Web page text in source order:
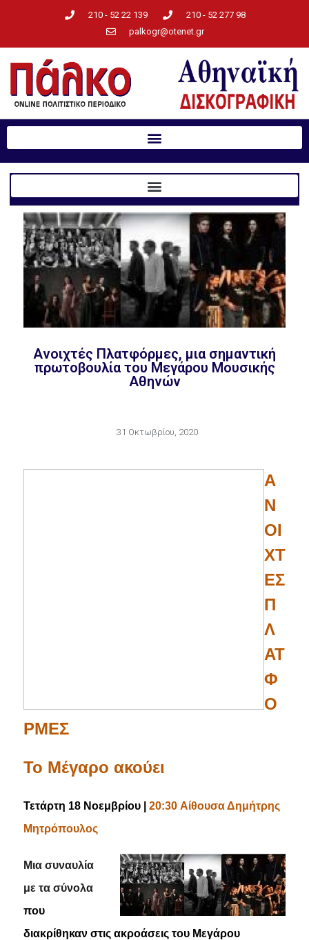
210 - 52 22 139
210 - 52 277 98
palkogr@otenet.gr
Ανοιχτές Πλατφόρμες, μια σημαντική
πρωτοβουλία του Μεγάρου Μουσικής
Αθηνών
31 Οκτωβρίου, 2020
Α
Ν
ΟΙ
ΧΤ
ΕΣ
Π
Λ
ΑΤ
Φ
Ο
ΡΜΕΣ
Το Μέγαρο ακούει
Τετάρτη 18 Νοεμβρίου | 20:30 Αίθουσα Δημήτρης
Μητρόπουλος
Μια συναυλία
με τα σύνολα
που
διακρίθηκαν στις ακροάσεις του Μεγάρου